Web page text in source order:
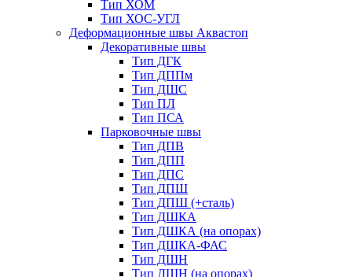
Тип ХОМ
Тип ХОС-УГЛ
Деформационные швы Аквастоп
Декоративные швы
Тип ДГК
Тип ДППм
Тип ДШС
Тип ПЛ
Тип ПСА
Парковочные швы
Тип ДПВ
Тип ДПП
Тип ДПС
Тип ДПШ
Тип ДПШ (+сталь)
Тип ДШКА
Тип ДШКА (на опорах)
Тип ДШКА-ФАС
Тип ДШН
Тип ДШН (на опорах)